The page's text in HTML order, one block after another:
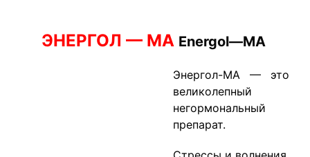
ЭНЕРГОЛ — МА Energol—MA
Энергол-MA — это
великолепный
негормональный
препарат.